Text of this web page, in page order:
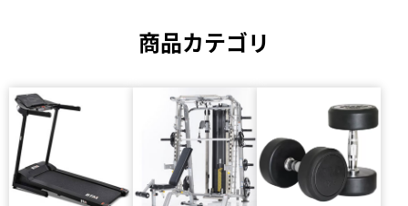
商品カテゴリ